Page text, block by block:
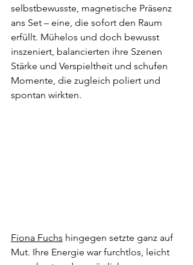
selbstbewusste, magnetische Präsenz
ans Set – eine, die sofort den Raum
erfüllt. Mühelos und doch bewusst
inszeniert, balancierten ihre Szenen
Stärke und Verspieltheit und schufen
Momente, die zugleich poliert und
spontan wirkten.
Fiona Fuchs hingegen setzte ganz auf
Mut. Ihre Energie war furchtlos, leicht